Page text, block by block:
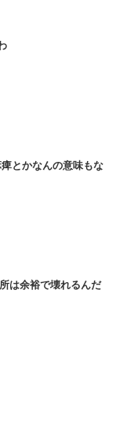
とかなんの意味もな
は余裕で壊れるんだ